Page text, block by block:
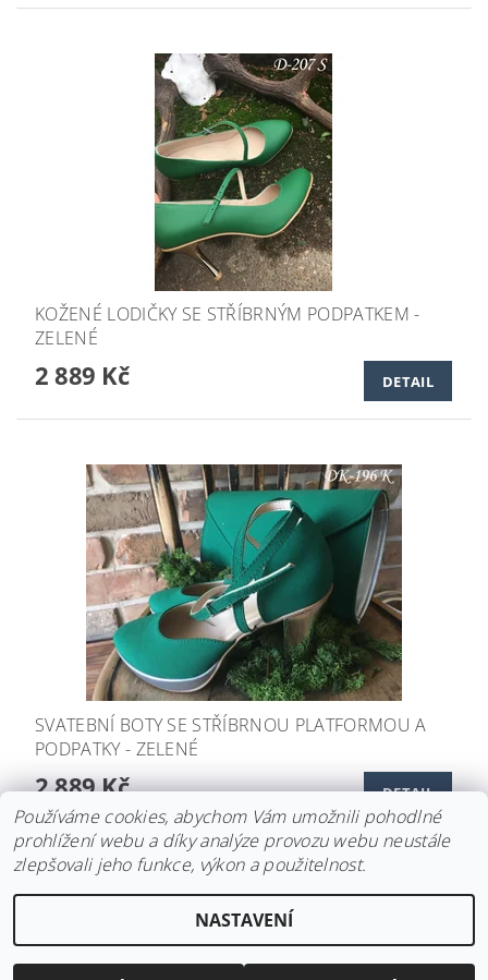
KOŽENÉ LODIČKY SE STŘÍBRNÝM PODPATKEM -
ZELENÉ
2 889 Kč DETAIL
SVATEBNÍ BOTY SE STŘÍBRNOU PLATFORMOU A
PODPATKY - ZELENÉ
2 889 Kč DETAIL
Svatební doplňky BRIANNA, všechna práva vyhrazena
cookies
Používáme cookies, abychom Vám umožnili pohodlné
prohlížení webu a díky analýze provozu webu neustále
zlepšovali jeho funkce, výkon a použitelnost.
NASTAVENÍ